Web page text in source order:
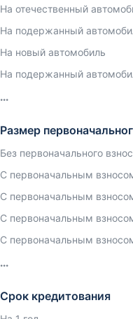
На отечественный
На подержанный
На новый автомобиль
На подержанный
Размер
Без первоначального
С первоначальным
С первоначальным
С первоначальным
С первоначальным
Срок кредитования